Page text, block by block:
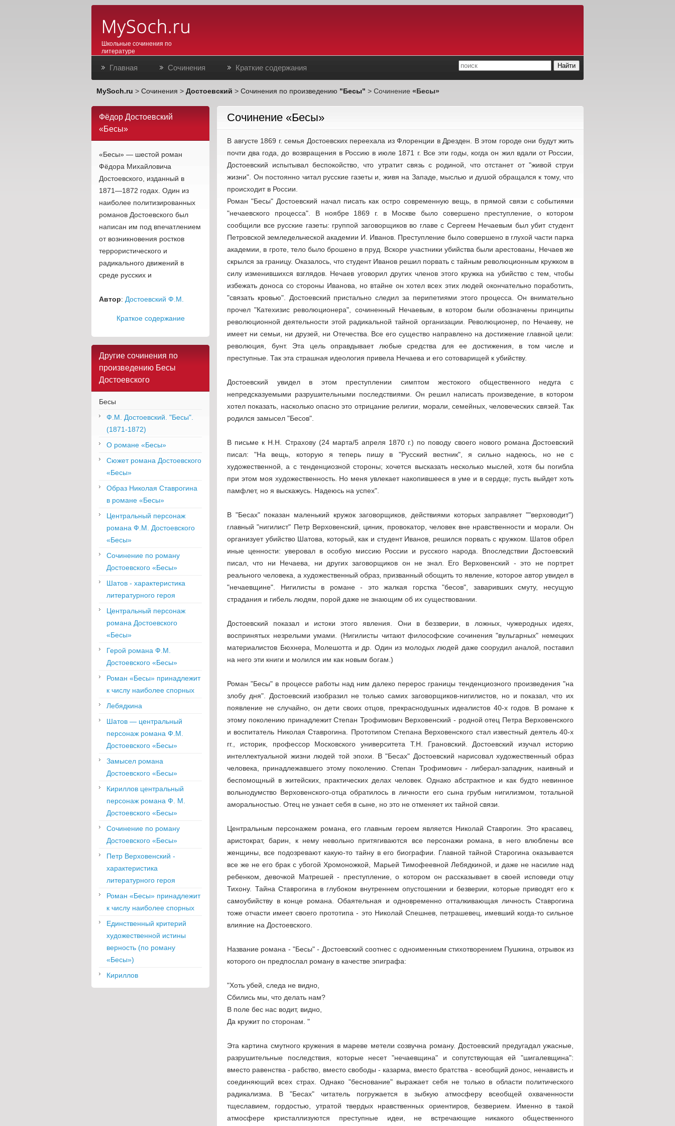
Школьные сочинения по
литературе
Главная Сочинения Краткие содержания
MySoch.ru > Сочинения > Достоевский > Сочинения по произведению "Бесы" > Сочинение «Бесы»
Фёдор Достоевский
«Бесы»
«Бесы» — шестой роман
Фёдора Михайловича
Достоевского, изданный в
1871—1872 годах. Один из
наиболее политизированных
романов Достоевского был
написан им под впечатлением
от возникновения ростков
террористического и
радикального движений в
среде русских и
Автор: Достоевский Ф.М.
Краткое содержание
Другие сочинения по
произведению Бесы
Достоевского
Бесы
Ф.М. Достоевский. "Бесы".
(1871-1872)
О романе «Бесы»
Сюжет романа Достоевского
«Бесы»
Образ Николая Ставрогина
в романе «Бесы»
Центральный персонаж
романа Ф.М. Достоевского
«Бесы»
Сочинение по роману
Достоевского «Бесы»
Шатов - характеристика
литературного героя
Центральный персонаж
романа Достоевского
«Бесы»
Герой романа Ф.М.
Достоевского «Бесы»
Роман «Бесы» принадлежит
к числу наиболее спорных
Лебядкина
Шатов — центральный
персонаж романа Ф.М.
Достоевского «Бесы»
Замысел романа
Достоевского «Бесы»
Кириллов центральный
персонаж романа Ф. М.
Достоевского «Бесы»
Сочинение по роману
Достоевского «Бесы»
Петр Верховенский -
характеристика
литературного героя
Роман «Бесы» принадлежит
к числу наиболее спорных
Единственный критерий
художественной истины
верность (по роману
«Бесы»)
Кириллов
Cочинение «Бесы»
В августе 1869 г. семья Достоевских переехала из Флоренции в Дрезден. В этом городе они будут жить
почти два года, до возвращения в Россию в июле 1871 г. Все эти годы, когда он жил вдали от России,
Достоевский испытывал беспокойство, что утратит связь с родиной, что отстанет от "живой струи
жизни". Он постоянно читал русские газеты и, живя на Западе, мыслью и душой обращался к тому, что
происходит в России.
Роман "Бесы" Достоевский начал писать как остро современную вещь, в прямой связи с событиями
"нечаевского процесса". В ноябре 1869 г. в Москве было совершено преступление, о котором
сообщили все русские газеты: группой заговорщиков во главе с Сергеем Нечаевым был убит студент
Петровской земледельческой академии И. Иванов. Преступление было совершено в глухой части парка
академии, в гроте, тело было брошено в пруд. Вскоре участники убийства были арестованы, Нечаев же
скрылся за границу. Оказалось, что студент Иванов решил порвать с тайным революционным кружком в
силу изменившихся взглядов. Нечаев уговорил других членов этого кружка на убийство с тем, чтобы
избежать доноса со стороны Иванова, но втайне он хотел всех этих людей окончательно поработить,
"связать кровью". Достоевский пристально следил за перипетиями этого процесса. Он внимательно
прочел "Катехизис революционера", сочиненный Нечаевым, в котором были обозначены принципы
революционной деятельности этой радикальной тайной организации. Революционер, по Нечаеву, не
имеет ни семьи, ни друзей, ни Отечества. Все его существо направлено на достижение главной цели:
революция, бунт. Эта цель оправдывает любые средства для ее достижения, в том числе и
преступные. Так эта страшная идеология привела Нечаева и его сотоварищей к убийству.
Достоевский увидел в этом преступлении симптом жестокого общественного недуга с
непредсказуемыми разрушительными последствиями. Он решил написать произведение, в котором
хотел показать, насколько опасно это отрицание религии, морали, семейных, человеческих связей. Так
родился замысел "Бесов".
В письме к Н.Н. Страхову (24 марта/5 апреля 1870 г.) по поводу своего нового романа Достоевский
писал: "На вещь, которую я теперь пишу в "Русский вестник", я сильно надеюсь, но не с
художественной, а с тенденциозной стороны; хочется высказать несколько мыслей, хотя бы погибла
при этом моя художественность. Но меня увлекает накопившееся в уме и в сердце; пусть выйдет хоть
памфлет, но я выскажусь. Надеюсь на успех".
В "Бесах" показан маленький кружок заговорщиков, действиями которых заправляет ""верховодит")
главный "нигилист" Петр Верховенский, циник, провокатор, человек вне нравственности и морали. Он
организует убийство Шатова, который, как и студент Иванов, решился порвать с кружком. Шатов обрел
иные ценности: уверовал в особую миссию России и русского народа. Впоследствии Достоевский
писал, что ни Нечаева, ни других заговорщиков он не знал. Его Верховенский - это не портрет
реального человека, а художественный образ, призванный обощить то явление, которое автор увидел в
"нечаевщине". Нигилисты в романе - это жалкая горстка "бесов", заваривших смуту, несущую
страдания и гибель людям, порой даже не знающим об их существовании.
Достоевский показал и истоки этого явления. Они в беззверии, в ложных, чужеродных идеях,
воспринятых незрелыми умами. (Нигилисты читают философские сочинения "вульгарных" немецких
материалистов Бюхнера, Молешотта и др. Один из молодых людей даже соорудил аналой, поставил
на него эти книги и молился им как новым богам.)
Роман "Бесы" в процессе работы над ним далеко перерос границы тенденциозного произведения "на
злобу дня". Достоевский изобразил не только самих заговорщиков-нигилистов, но и показал, что их
появление не случайно, он дети своих отцов, прекраснодушных идеалистов 40-х годов. В романе к
этому поколению принадлежит Степан Трофимович Верховенский - родной отец Петра Верховенского
и воспитатель Николая Ставрогина. Прототипом Степана Верховенского стал известный деятель 40-х
гг., историк, профессор Московского университета Т.Н. Грановский. Достоевский изучал историю
интеллектуальной жизни людей той эпохи. В "Бесах" Достоевский нарисовал художественный образ
человека, принадлежавшего этому поколению. Степан Трофимович - либерал-западник, наивный и
беспомощный в житейских, практических делах человек. Однако абстрактное и как будто невинное
вольнодумство Верховенского-отца обратилось в личности его сына грубым нигилизмом, тотальной
аморальностью. Отец не узнает себя в сыне, но это не отменяет их тайной связи.
Центральным персонажем романа, его главным героем является Николай Ставрогин. Это красавец,
аристократ, барин, к нему невольно притягиваются все персонажи романа, в него влюблены все
женщины, все подозревают какую-то тайну в его биографии. Главной тайной Старогина оказывается
все же не его брак с убогой Хромоножкой, Марьей Тимофеевной Лебядкиной, и даже не насилие над
ребенком, девочкой Матрешей - преступление, о котором он рассказывает в своей исповеди отцу
Тихону. Тайна Ставрогина в глубоком внутреннем опустошении и безверии, которые приводят его к
самоубийству в конце романа. Обаятельная и одновременно отталкивающая личность Ставрогина
тоже отчасти имеет своего прототипа - это Николай Спешнев, петрашевец, имевший когда-то сильное
влияние на Достоевского.
Название романа - "Бесы" - Достоевский соотнес с одноименным стихотворением Пушкина, отрывок из
которого он предпослал роману в качестве эпиграфа:
"Хоть убей, следа не видно,
Сбились мы, что делать нам?
В поле бес нас водит, видно,
Да кружит по сторонам. "
Эта картина смутного кружения в мареве метели созвучна роману. Достоевский предугадал ужасные,
разрушительные последствия, которые несет "нечаевщина" и сопутствующая ей "шигалевщина":
вместо равенства - рабство, вместо свободы - казарма, вместо братства - всеобщий донос, ненависть и
соединяющий всех страх. Однако "беснование" выражает себя не только в области политического
радикализма. В "Бесах" читатель погружается в зыбкую атмосферу всеобщей охваченности
тщеславием, гордостью, утратой твердых нравственных ориентиров, безверием. Именно в такой
атмосфере кристаллизуются преступные идеи, не встречающие никакого общественного